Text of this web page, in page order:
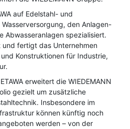
auf Edelstahl- und
den Anlagen-
Abwasseranlagen spezialisiert.
fertigt das Unternehmen
Konstruktionen für Industrie,
erweitert die WIEDEMANN
gezielt um zusätzliche
Insbesondere im
können künftig noch
werden – von der